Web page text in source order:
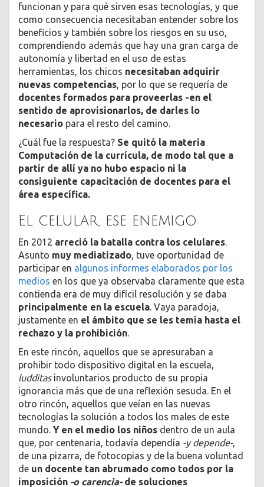
funcionan y para qué sirven esas tecnologías, y que
como consecuencia necesitaban entender sobre los
beneficios y también sobre los riesgos en su uso,
comprendiendo además que hay una gran carga de
autonomía y libertad en el uso de estas
herramientas, los chicos necesitaban adquirir
nuevas competencias , por lo que se requería de
docentes formados para proveerlas -en el
sentido de aprovisionarlos, de darles lo
necesario para el resto del camino.
¿Cuál fue la respuesta? Se quitó la materia
Computación de la currícula, de modo tal que a
partir de allí ya no hubo espacio ni la
consiguiente capacitación de docentes para el
área específica.
El celular, ese enemigo
En 2012 arreció la batalla contra los celulares
Asunto muy mediatizado , tuve oportunidad de
participar en algunos informes elaborados por los
medios en los que ya observaba claramente que esta
contienda era de muy difícil resolución y se daba
principalmente en la escuela . Vaya paradoja,
justamente en el ámbito que se les temía hasta el
rechazo y la prohibición
En este rincón, aquellos que se apresuraban a
prohibir todo dispositivo digital en la escuela,
ludditasinvoluntarios producto de su propia
ignorancia más que de una reflexión sesuda. En el
otro rincón, aquellos que veían en las nuevas
tecnologías la solución a todos los males de este
mundo. Y en el medio los niños dentro de un aula
que, por centenaria, todavía dependía -y depende-,
de una pizarra, de fotocopias y de la buena voluntad
de un docente tan abrumado como todos por la
imposición -o carencia-de soluciones